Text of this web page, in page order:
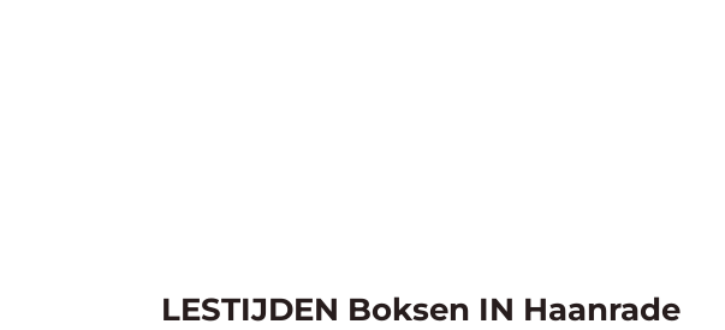
LESTIJDEN Boksen IN Haanrade